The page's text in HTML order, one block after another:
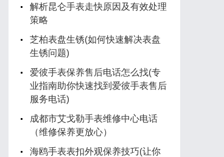
解析昆仑手表走快原因及有效处理
策略
芝柏表盘生锈(如何快速解决表盘
生锈问题)
爱彼手表保养售后电话怎么找(专
业指南助你快速找到爱彼手表售后
服务电话)
成都市艾戈勒手表维修中心电话
（维修保养更放心）
海鸥手表表扣外观保养技巧(让你